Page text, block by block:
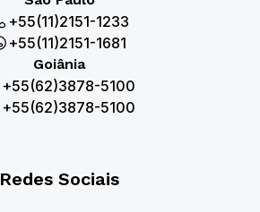
+55(11)2151-1233
+55(11)2151-1681
Goiânia
+55(62)3878-5100
+55(62)3878-5100
Redes Sociais